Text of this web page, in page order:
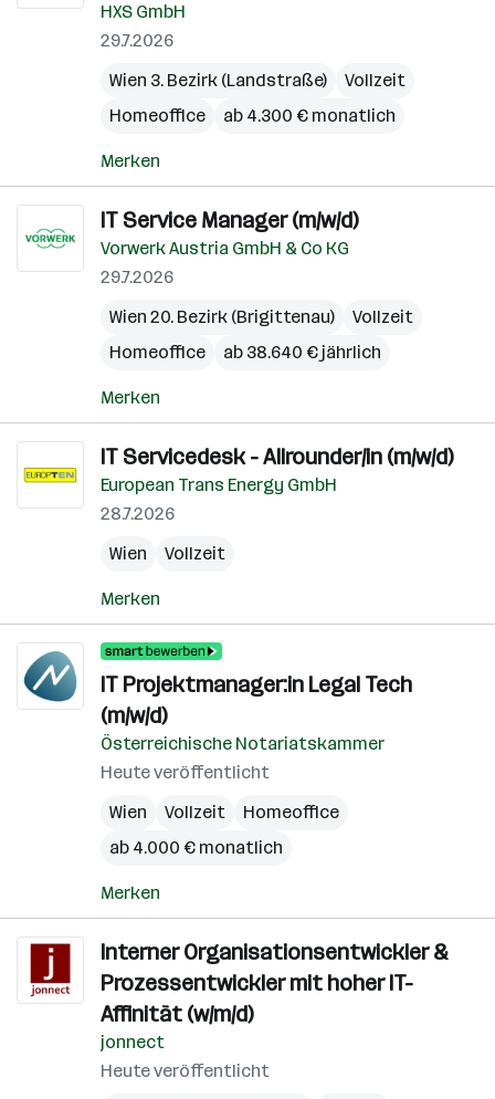
HXS GmbH
29.7.2026
Wien 3. Bezirk (Landstraße)
Vollzeit
Homeoffice
ab 4.300 € monatlich
Merken
IT Service Manager (m/w/d)
Vorwerk Austria GmbH & Co KG
29.7.2026
Wien 20. Bezirk (Brigittenau)
Vollzeit
Homeoffice
ab 38.640 € jährlich
Merken
IT Servicedesk - Allrounder/in (m/w/d)
European Trans Energy GmbH
28.7.2026
Wien
Vollzeit
Merken
IT Projektmanager:in Legal Tech
(m/w/d)
Österreichische Notariatskammer
Heute veröffentlicht
Wien
Vollzeit
Homeoffice
ab 4.000 € monatlich
Merken
Interner Organisationsentwickler &
Prozessentwickler mit hoher IT-
Affinität (w/m/d)
jonnect
Heute veröffentlicht